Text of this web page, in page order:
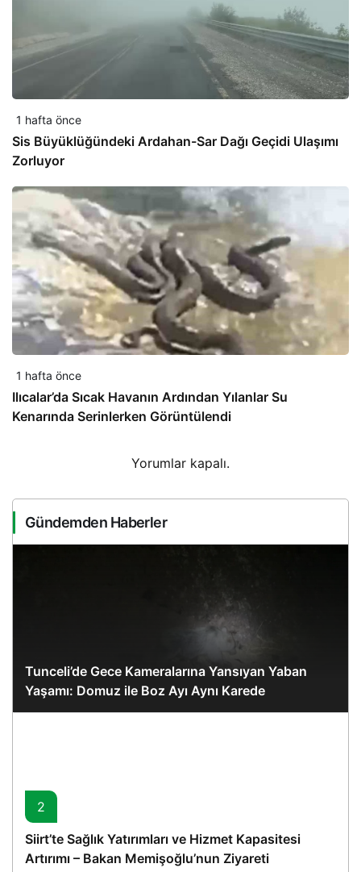
1 hafta önce
Sis Büyüklüğündeki Ardahan-Sar Dağı Geçidi Ulaşımı
Zorluyor
1 hafta önce
Ilıcalar’da Sıcak Havanın Ardından Yılanlar Su
Kenarında Serinlerken Görüntülendi
Yorumlar kapalı.
Gündemden Haberler
Tunceli’de Gece Kameralarına Yansıyan Yaban
Yaşamı: Domuz ile Boz Ayı Aynı Karede
2
Siirt’te Sağlık Yatırımları ve Hizmet Kapasitesi
Artırımı – Bakan Memişoğlu’nun Ziyareti